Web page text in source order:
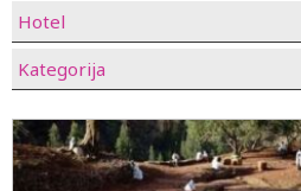
Hotel
Kategorija